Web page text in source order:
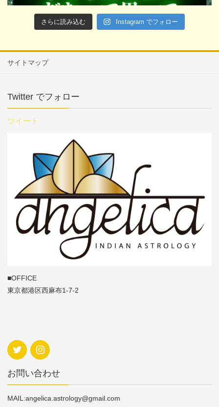
さらに読み込む Instagram でフォロー
サイトマップ
Twitter でフォロー
ツイート
■OFFICE
東京都港区西麻布1-7-2
お問い合わせ
MAIL:angelica.astrology@gmail.com